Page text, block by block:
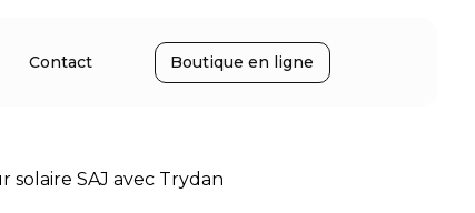
Contact Boutique en ligne
SAJ avec Trydan